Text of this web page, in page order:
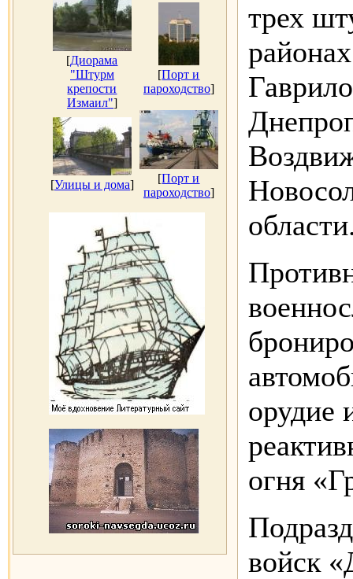
[Диорама
"Штурм
крепости
Измаил"]
[Порт и
пароходство]
[Улицы и дома] [Порт и
пароходство]
трех
орудие
огня
войск